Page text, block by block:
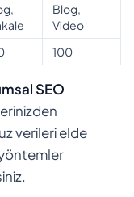
Blog,
Video
100
SEO
verileri elde